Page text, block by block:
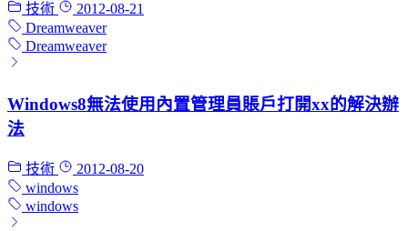
技術
2012-08-21
Dreamweaver
Dreamweaver
Windows8無法使用內置管理員賬戶打開xx的解決辦
法
技術
2012-08-20
windows
windows